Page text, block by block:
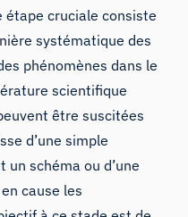
étape cruciale consiste
systématique des
phénomènes dans le
scientifique
être suscitées
d’une simple
schéma ou d’une
cause les